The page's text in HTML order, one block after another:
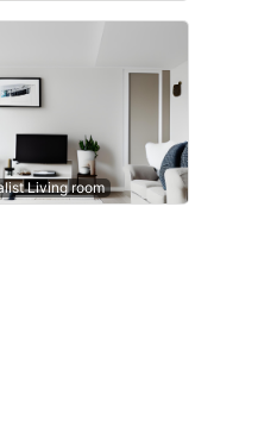
Living room